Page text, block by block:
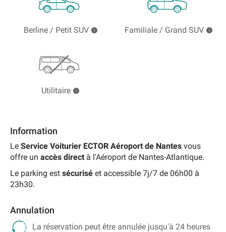
Berline / Petit SUV Familiale / Grand SUV
Utilitaire
Information
Le Service Voiturier ECTOR Aéroport de Nantes vous
offre un accès direct à l'Aéroport de Nantes-Atlantique.
Le parking est sécurisé et accessible 7j/7 de 06h00 à
23h30.
Annulation
La réservation peut être annulée jusqu'à 24 heures